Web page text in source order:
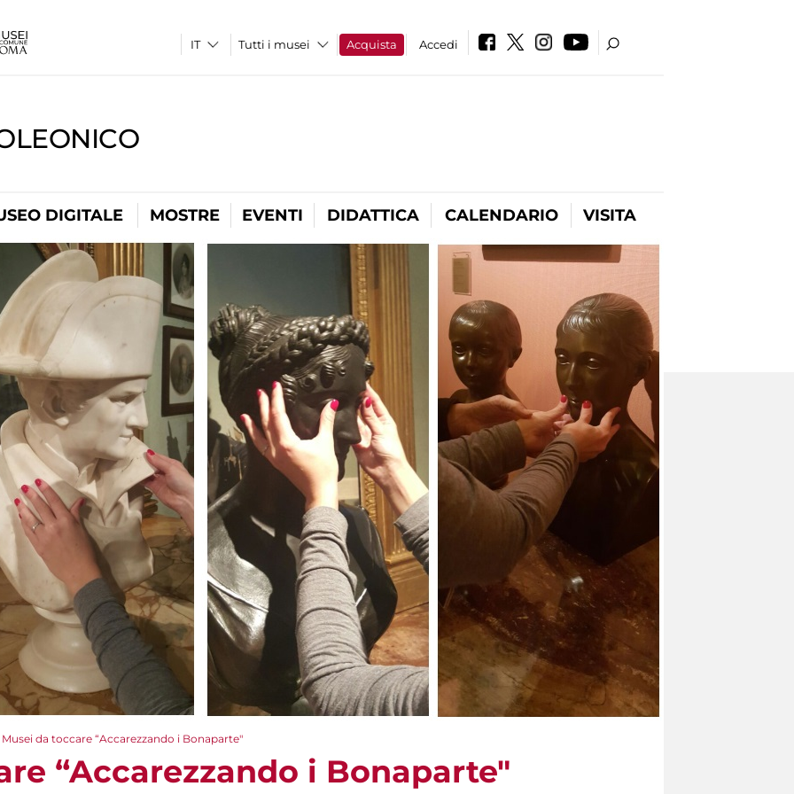
Tutti i musei Acquista Accedi
DIGITALE MOSTRE EVENTI DIDATTICA CALENDARIO VISITA
Musei da toccare “Accarezzando i Bonaparte"
“Accarezzando i Bonaparte"